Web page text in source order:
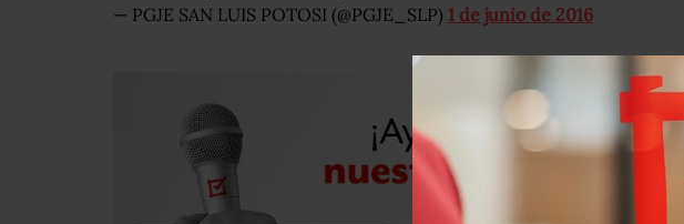
— PGJE SAN LUIS POTOSI (@PGJE_SLP) 1 de junio de 2016